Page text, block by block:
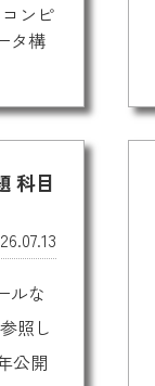
コンピ
タ構
科目
ルな
照し
公開